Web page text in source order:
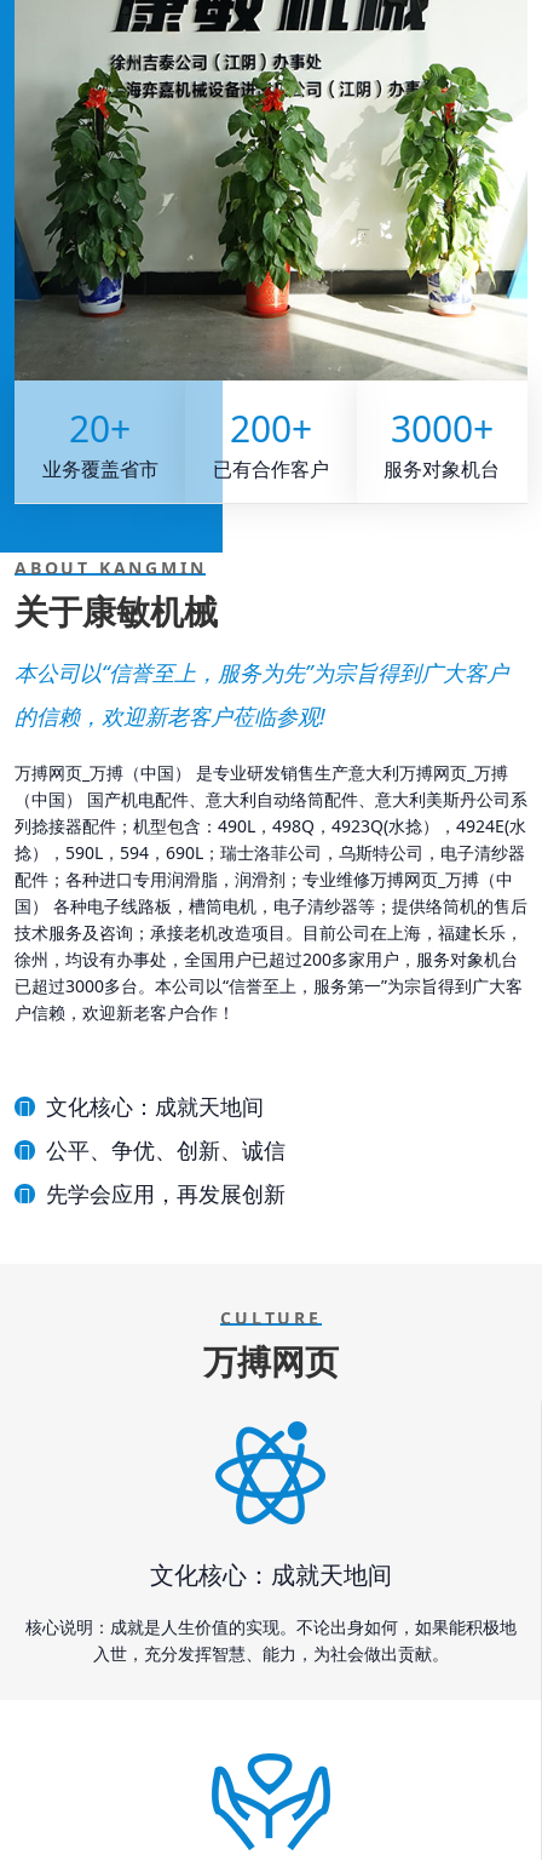
20+
业务覆盖省市
200+
已有合作客户
3000+
服务对象机台
ABOUT KANGMIN
关于康敏机械
本公司以“信誉至上，服务为先”为宗旨得到广大客户
的信赖，欢迎新老客户莅临参观!
万搏网页_万搏（中国） 是专业研发销售生产意大利万搏网页_万搏
（中国） 国产机电配件、意大利自动络筒配件、意大利美斯丹公司系
列捻接器配件；机型包含：490L，498Q，4923Q(水捻），4924E(水
捻），590L，594，690L；瑞士洛菲公司，乌斯特公司，电子清纱器
配件；各种进口专用润滑脂，润滑剂；专业维修万搏网页_万搏（中
国） 各种电子线路板，槽筒电机，电子清纱器等；提供络筒机的售后
技术服务及咨询；承接老机改造项目。目前公司在上海，福建长乐，
徐州，均设有办事处，全国用户已超过200多家用户，服务对象机台
已超过3000多台。本公司以“信誉至上，服务第一”为宗旨得到广大客
户信赖，欢迎新老客户合作！
文化核心：成就天地间
公平、争优、创新、诚信
先学会应用，再发展创新
CULTURE
万搏网页
文化核心：成就天地间
核心说明：成就是人生价值的实现。不论出身如何，如果能积极地
入世，充分发挥智慧、能力，为社会做出贡献。